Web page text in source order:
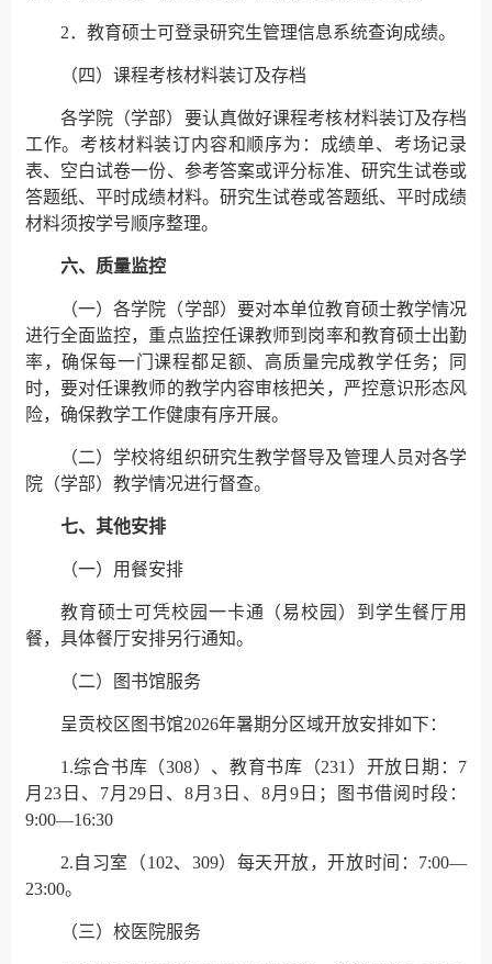
2．教育硕士可登录研究生管理信息系统查询成绩。
（四）课程考核材料装订及存档
各学院（学部）要认真做好课程考核材料装订及存档
工作。考核材料装订内容和顺序为：成绩单、考场记录
表、空白试卷一份、参考答案或评分标准、研究生试卷或
答题纸、平时成绩材料。研究生试卷或答题纸、平时成绩
材料须按学号顺序整理。
六、质量监控
（一）各学院（学部）要对本单位教育硕士教学情况
进行全面监控，重点监控任课教师到岗率和教育硕士出勤
率，确保每一门课程都足额、高质量完成教学任务；同
时，要对任课教师的教学内容审核把关，严控意识形态风
险，确保教学工作健康有序开展。
（二）学校将组织研究生教学督导及管理人员对各学
院（学部）教学情况进行督查。
七、其他安排
（一）用餐安排
教育硕士可凭校园一卡通（易校园）到学生餐厅用
餐，具体餐厅安排另行通知。
（二）图书馆服务
呈贡校区图书馆2026年暑期分区域开放安排如下：
1.综合书库（308）、教育书库（231）开放日期：7
月23日、7月29日、8月3日、8月9日；图书借阅时段：
9:00—16:30
2.自习室（102、309）每天开放，开放时间：7:00—
23:00。
（三）校医院服务